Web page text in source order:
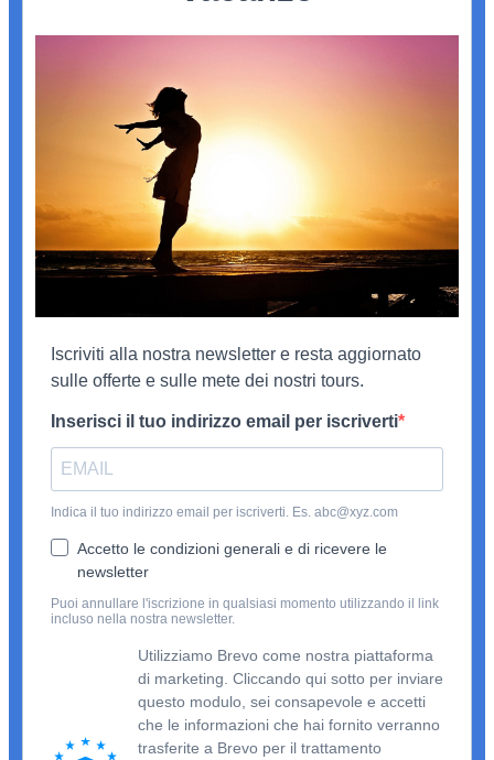
Iscriviti alla nostra newsletter e resta aggiornato
sulle offerte e sulle mete dei nostri tours.
Inserisci il tuo indirizzo email per iscriverti
Indica il tuo indirizzo email per iscriverti. Es. abc@xyz.com
Accetto le condizioni generali e di ricevere le
newsletter
Puoi annullare l'iscrizione in qualsiasi momento utilizzando il link
incluso nella nostra newsletter.
Utilizziamo Brevo come nostra piattaforma
di marketing. Cliccando qui sotto per inviare
questo modulo, sei consapevole e accetti
che le informazioni che hai fornito verranno
trasferite a Brevo per il trattamento